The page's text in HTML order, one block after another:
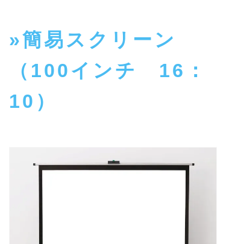
簡易スクリーン
（100インチ 16：
10）